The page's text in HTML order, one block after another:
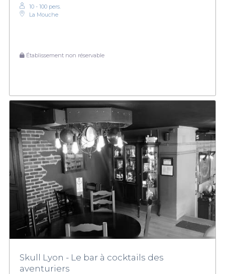
10 - 100 pers.
La Mouche
Établissement non réservable
Skull Lyon - Le bar à cocktails des
aventuriers